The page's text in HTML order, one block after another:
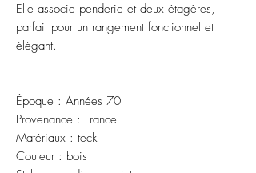
Elle associe penderie et deux étagères,
parfait pour un rangement fonctionnel et
élégant.
Époque : Années 70
Provenance : France
Matériaux : teck
Couleur : bois